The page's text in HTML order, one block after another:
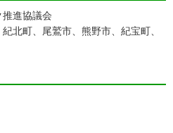
進協議会
北町、尾鷲市、熊野市、紀宝町、